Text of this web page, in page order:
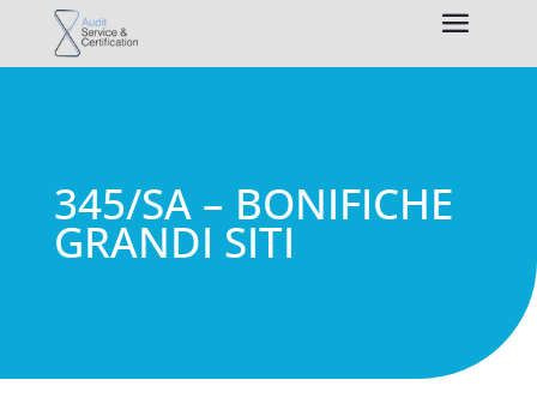
345/SA – BONIFICHE
GRANDI SITI